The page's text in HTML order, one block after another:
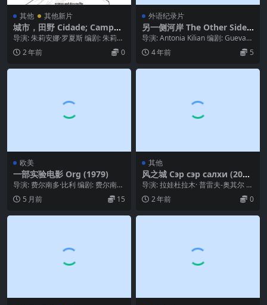
其他 其他新片
城市，田野 Cidade; Campo
(2024)
导演: 朱莉安娜·罗夏斯 编剧: 朱莉安
娜·罗夏斯 主演: Fernanda V...
2 年前 0
外语纪录片
另一侧河岸 The Other Side
of the River (2021)
导演: Antonia Kilian 编剧: Guevara
Namer / A...
4 年前 5
欧美
一部实验电影 Org (1979)
导演: 费尔南多·比利 编剧: 费尔南多
·比利 / 托马斯·曼 主演: 特伦斯·...
5 月前 15
其他
风之城 Сэр сэр салхи (202
3)
导演: 拉娃杜拉木· 普雷夫-奥其尔 编
剧: 拉娃杜拉木· 普雷夫-奥其尔 主
演...2 年前 0